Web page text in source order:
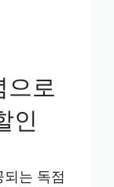
으로
인
는 독점